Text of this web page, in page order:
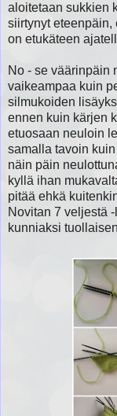
aloitetaan sukkien
siirtynyt
on etukäteen
No - se väärinpäin
vaikeampaa kuin
silmukoiden
ennen kuin kärjen
etuosaan neuloin
samalla tavoin
näin päin
kyllä ihan
pitää ehkä
Novitan 7 veljestä
kunniaksi